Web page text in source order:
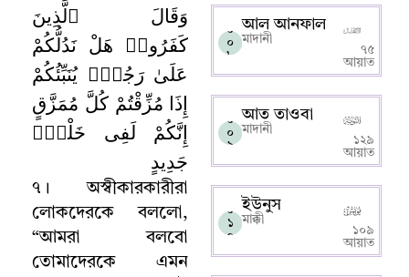
وَقَالَ ٱلَّذِينَ
كَفَرُوا۟ هَلْ نَدُلُّكُمْ
عَلَىٰ رَجُلٍۢ يُنَبِّئُكُمْ
إِذَا مُزِّقْتُمْ كُلَّ مُمَزَّقٍ
إِنَّكُمْ لَفِى خَلْقٍۢ
جَدِيدٍ
৭ ।
অস্বীকারকারীরা
লোকদেরকে বললো,
“আমরা বলবো
তোমাদেরকে এমন
০
০
৮
আল আনফাল
মাদানী
৭৫
আয়াত
০
০
৯
আত তাওবা
মাদানী
১২৯
আয়াত
০
১
০
ইউনুস
মাক্কী
১০৯
আয়াত